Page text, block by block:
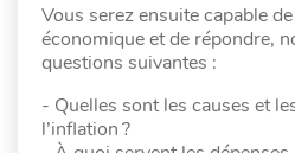
Vous serez ensuite capable
économique et de répondre,
questions suivantes :
- Quelles sont les causes et
l’inflation ?